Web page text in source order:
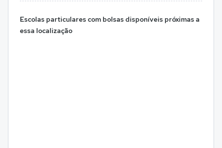
Escolas particulares com bolsas disponíveis próximas a
essa localização